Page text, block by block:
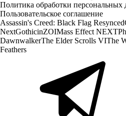
Политика обработки персональных
Пользовательское соглашение
Assassin's Creed: Black Flag Resynced
NextGothicinZOIMass Effect NEXT
DawnwalkerThe Elder Scrolls VIThe
Feathers